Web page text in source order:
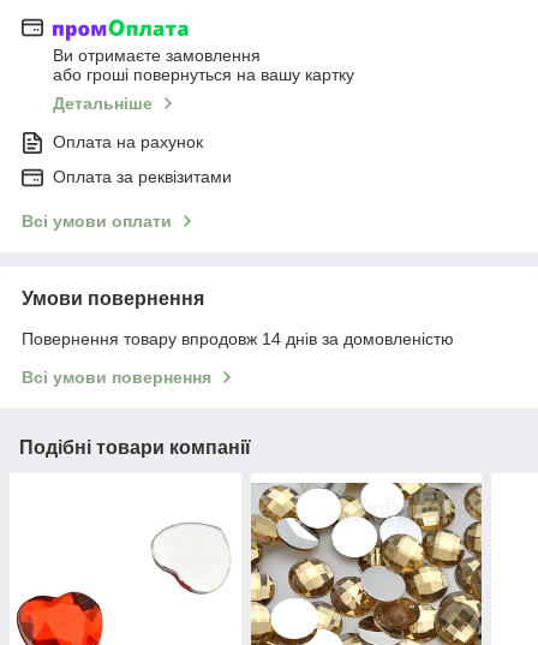
Ви отримаєте замовлення
або гроші повернуться на вашу картку
Детальніше
Оплата на рахунок
Оплата за реквізитами
Всі умови оплати
Умови повернення
Повернення товару впродовж 14 днів за домовленістю
Всі умови повернення
Подібні товари компанії